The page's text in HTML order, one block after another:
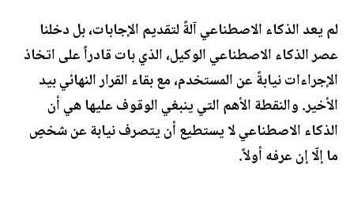
لم يعد الذكاء الاصطناعي آلةً لتقديم الإجابات، بل دخلنا
عصر الذكاء الاصطناعي الوكيل، الذي بات قادراً على اتخاذ
الإجراءات نيابةً عن المستخدم، مع بقاء القرار النهائي بيد
الأخير. والنقطة الأهم التي ينبغي الوقوف عليها هي أن
الذكاء الاصطناعي لا يستطيع أن يتصرف نيابة عن شخصٍ
ما إلّا إن عرفه أولاً.